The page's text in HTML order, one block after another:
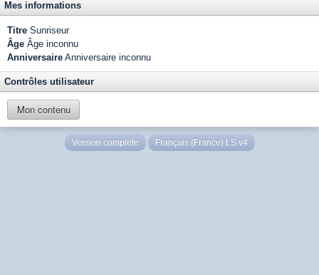
Mes informations
Titre Sunriseur
Âge Âge inconnu
Anniversaire Anniversaire inconnu
Contrôles utilisateur
Mon contenu
Version complète Français (France) LS v4